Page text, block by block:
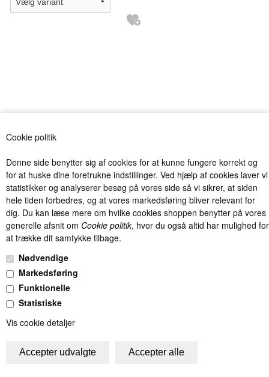
Cookie politik
Denne side benytter sig af cookies for at kunne fungere korrekt og
for at huske dine foretrukne indstillinger. Ved hjælp af cookies laver vi
statistikker og analyserer besøg på vores side så vi sikrer, at siden
hele tiden forbedres, og at vores markedsføring bliver relevant for
dig. Du kan læse mere om hvilke cookies shoppen benytter på vores
generelle afsnit om Cookie politik, hvor du også altid har mulighed for
at trække dit samtykke tilbage.
Nødvendige
Markedsføring
Funktionelle
Statistiske
Vis cookie detaljer
Billig levering fra kun 40 kr. med Postnord og DAO og fri fragt over
1000 kr. (Gælder kun Danmark).
Unik Kids I/S - Møllevangen 7 - 8382 Hinnerup - Tlf.: 22486061 -
info@unik-kids.dk - CVR.: 28832494
Trustpilot - de bedste anmeldelser - skriv din anmeldelse på Truskpilot